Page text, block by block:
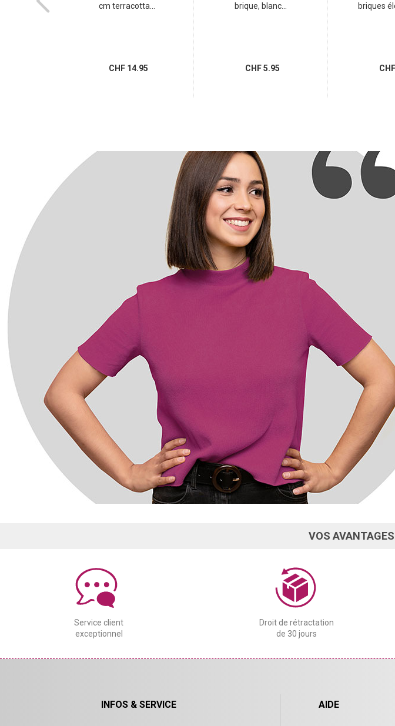
cm terracotta...
CHF 14.95
brique, blanc...
CHF 5.95
briques
VOS
Service client
exceptionnel
Droit de rétractation
de 30 jours
INFOS & SERVICE AIDE